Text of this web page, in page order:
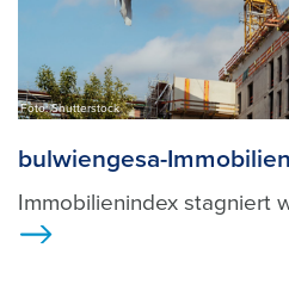
Foto: Shutterstock
bulwiengesa-
Immobilienindex stagniert